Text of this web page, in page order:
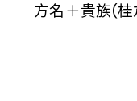
方名＋貴族(桂